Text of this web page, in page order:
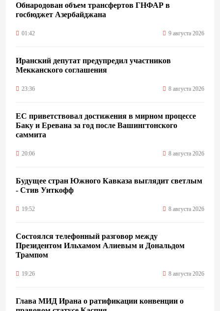
Обнародован объем трансфертов ГНФАР в
госбюджет Азербайджана
01:42 9 августа 2026
Иранский депутат предупредил участников
Мекканского соглашения
23:36 8 августа 2026
ЕС приветствовал достижения в мирном процессе
Баку и Еревана за год после Вашингтонского
саммита
20:06 8 августа 2026
Будущее стран Южного Кавказа выглядит светлым
- Стив Уиткофф
19:52 8 августа 2026
Состоялся телефонный разговор между
Президентом Ильхамом Алиевым и Дональдом
Трампом
19:26 8 августа 2026
Глава МИД Ирана о ратификации конвенции о